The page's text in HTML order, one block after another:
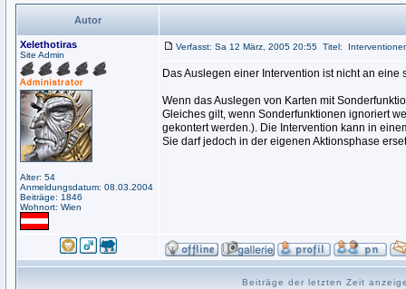
Autor
Xelethotiras
Site Admin
Alter: 54
Anmeldungsdatum: 08.03.2004
Beiträge: 1846
Wohnort: Wien
Verfasst: Sa 12 März, 2005 20:55 Titel:
Das Auslegen einer Intervention ist nicht an
Wenn das Auslegen von Karten mit
Gleiches gilt, wenn Sonderfunktionen ignoriert
gekontert werden.). Die Intervention kann in
Sie darf jedoch in der eigenen Aktionsphase
Beiträge der letzten Zeit